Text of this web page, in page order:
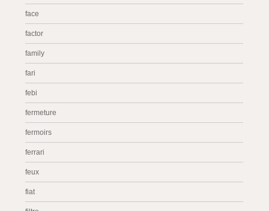
face
factor
family
fari
febi
fermeture
fermoirs
ferrari
feux
fiat